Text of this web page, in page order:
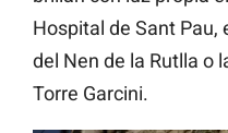
Hospital de Sant Pau,
del Nen de la Rutlla o
Torre Garcini.